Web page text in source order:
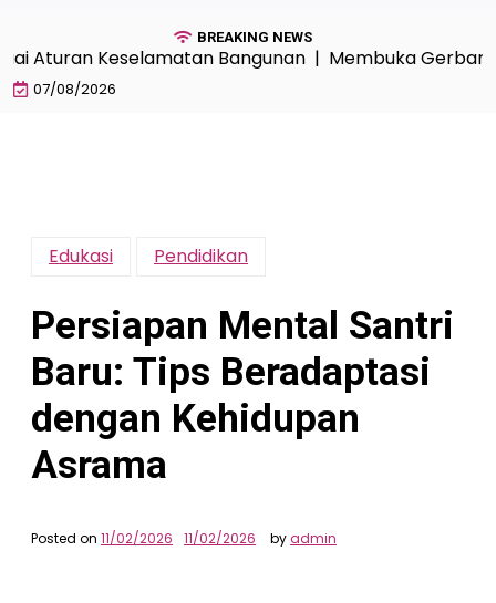
BREAKING NEWS
Keselamatan Bangunan |Membuka Gerbang
07/08/2026
Edukasi Pendidikan
Persiapan Mental Santri
Baru: Tips Beradaptasi
dengan Kehidupan
Asrama
Posted on 11/02/2026 11/02/2026 byadmin